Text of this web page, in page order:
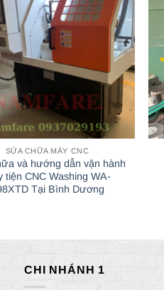
SỬA CHỮA MÁY CNC
và hướng dẫn vận hành
tiện CNC Washing WA-
Tại Bình Dương
CHI NHÁNH 1